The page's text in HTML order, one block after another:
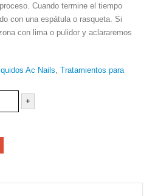
Cuando termine el tiempo
con una espátula o rasqueta. Si
con lima o pulidor y aclararemos
Ac Nails, Tratamientos para
+